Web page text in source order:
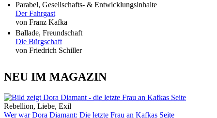
Parabel, Gesellschafts- & Entwicklungsinhalte
Der Fahrgast
von Franz Kafka
Ballade, Freundschaft
Die Bürgschaft
von Friedrich Schiller
NEU IM MAGAZIN
Rebellion, Liebe, Exil
Wer war Dora Diamant: Die letzte Frau an Kafkas Seite